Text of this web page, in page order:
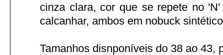
cinza clara, cor que se repete no
calcanhar, ambos em nobuck
Tamanhos disnponíveis do 38 ao 43,